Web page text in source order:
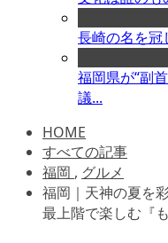
長崎の名を冠
福岡県が“副
議...
HOME
すべての記事
福岡 , グルメ
福岡｜天神の夏を
最上階で楽しむ『